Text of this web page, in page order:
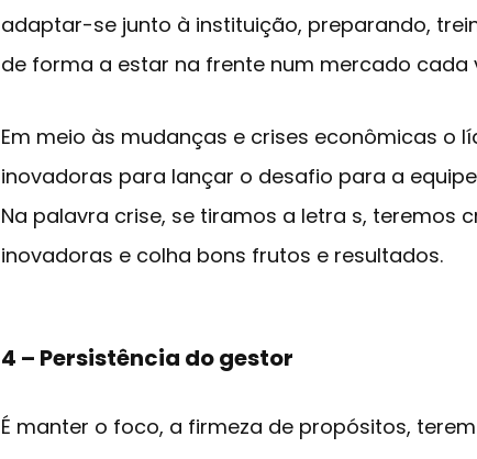
adaptar-se junto à instituição, preparando,
de forma a estar na frente num mercado cada
Em meio às mudanças e crises econômicas o
inovadoras para lançar o desafio para a
Na palavra crise, se tiramos a letra s, teremos
inovadoras e colha bons frutos e resultados.
4 – Persistência do gestor
É manter o foco, a firmeza de propósitos,